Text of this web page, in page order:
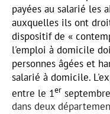
payées au salarié les
auxquelles ils ont
dispositif de «
l'emploi à domicile
personnes âgées et
salarié à domicile.
entre le 1er
dans deux